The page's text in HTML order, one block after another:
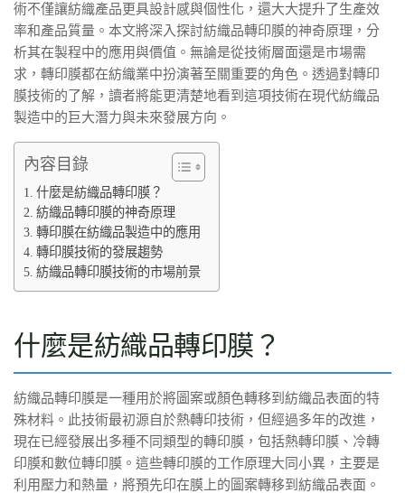
術不僅讓紡織產品更具設計感與個性化，還大大提升了生產效
率和產品質量。本文將深入探討紡織品轉印膜的神奇原理，分
析其在製程中的應用與價值。無論是從技術層面還是市場需
求，轉印膜都在紡織業中扮演著至關重要的角色。透過對轉印
膜技術的了解，讀者將能更清楚地看到這項技術在現代紡織品
製造中的巨大潛力與未來發展方向。
內容目錄
什麼是紡織品轉印膜？
紡織品轉印膜的神奇原理
轉印膜在紡織品製造中的應用
轉印膜技術的發展趨勢
紡織品轉印膜技術的市場前景
什麼是紡織品轉印膜？
紡織品轉印膜是一種用於將圖案或顏色轉移到紡織品表面的特
殊材料。此技術最初源自於熱轉印技術，但經過多年的改進，
現在已經發展出多種不同類型的轉印膜，包括熱轉印膜、冷轉
印膜和數位轉印膜。這些轉印膜的工作原理大同小異，主要是
利用壓力和熱量，將預先印在膜上的圖案轉移到紡織品表面。